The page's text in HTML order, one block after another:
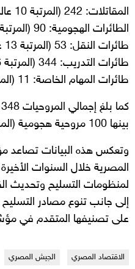
المقاتلات: 242 (المرتبة 10 عالميًا)
الطائرات الهجومية: 90 (المرتبة 7 عالميًا)
طائرات النقل: 53 (المرتبة 13 عالميًا)
طائرات التدريب: 344 (المرتبة 6 عالميًا)
طائرات المهام الخاصة: 11 (المرتبة 21 عالميًا)
بينها 100 مروحية هجومية (المرتبة 7 عالميًا).
وتعكس هذه البيانات تصاعد
المصرية خلال السنوات
لمنظومات التسليح وتحديث
إلى جانب تنوع مصادر
على تصنيفها المتقدم في
الاقتصاد المصري الجيش المصري